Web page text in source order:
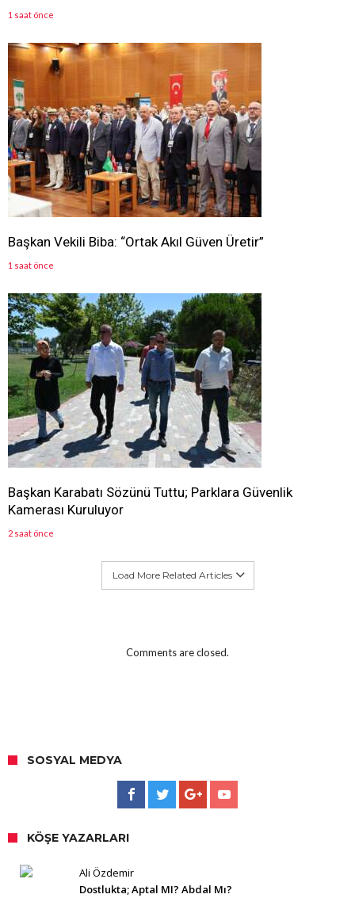
1 saat önce
Başkan Vekili Biba: “Ortak Akıl Güven Üretir”
1 saat önce
Başkan Karabatı Sözünü Tuttu; Parklara Güvenlik
Kamerası Kuruluyor
2 saat önce
Load More Related Articles
Comments are closed.
SOSYAL MEDYA
KÖŞE YAZARLARI
Ali Özdemir
Dostlukta; Aptal MI? Abdal Mı?